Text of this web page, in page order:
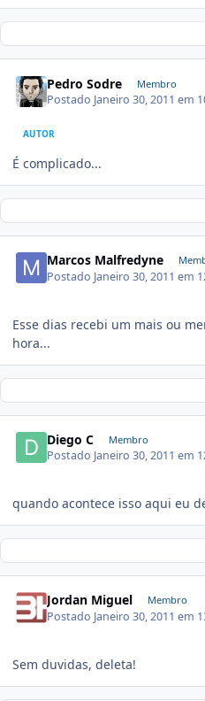
Pedro Sodre Membro
Postado Janeiro 30, 2011 em
AUTOR
É complicado...
Marcos Malfredyne
Postado Janeiro 30, 2011 em
Esse dias recebi um mais ou
hora...
Diego C Membro
Postado Janeiro 30, 2011 em
quando acontece isso aqui eu
Jordan Miguel Membro
Postado Janeiro 30, 2011 em
Sem duvidas, deleta!